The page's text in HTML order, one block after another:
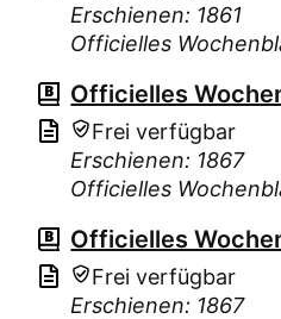
Erschienen: 1861
Officielles
Officielles
Frei verfügbar
Erschienen: 1867
Officielles
Officielles
Frei verfügbar
Erschienen: 1867